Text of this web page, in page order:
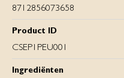
8712856073658
Product ID
CSEP1PEU001
Ingrediënten